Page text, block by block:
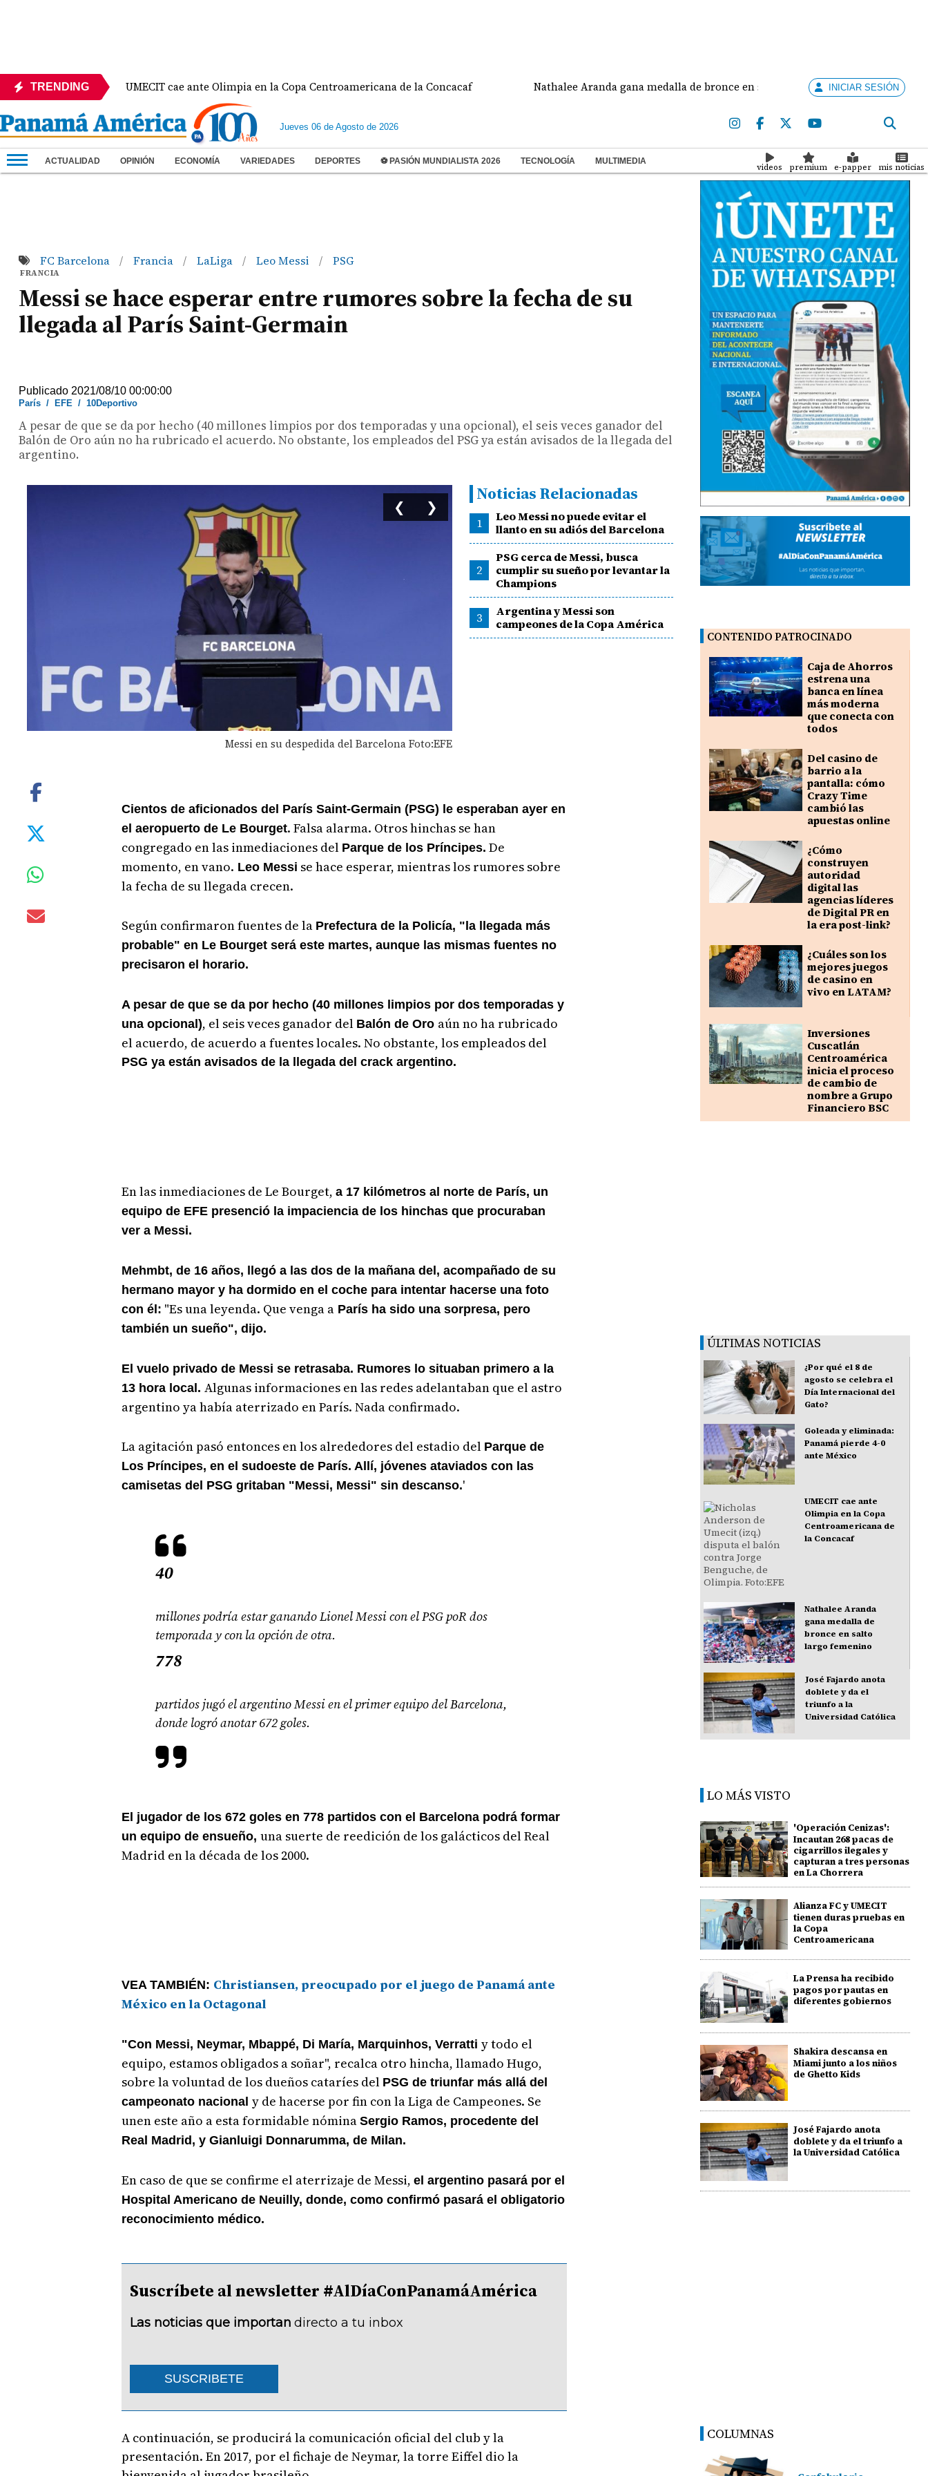
TRENDING UMECIT cae ante Olimpia en la Copa Centroamericana de la Concacaf Nathalee Aranda gana medalla de bronce en salto largo femenino José
INICIAR SESIÓN
Jueves 06 de Agosto de 2026
ACTUALIDAD OPINIÓN ECONOMÍA VARIEDADES DEPORTES ⚽ PASIÓN MUNDIALISTA 2026 TECNOLOGÍA MULTIMEDIA
videos premium e-papper mis noticias
FC Barcelona / Francia / LaLiga / Leo Messi / PSG
FRANCIA
Messi se hace esperar entre rumores sobre la fecha de su
llegada al París Saint-Germain
Publicado 2021/08/10 00:00:00
París / EFE /10Deportivo
A pesar de que se da por hecho (40 millones limpios por dos temporadas y una opcional), el seis veces ganador del
Balón de Oro aún no ha rubricado el acuerdo. No obstante, los empleados del PSG ya están avisados de la llegada del
argentino.
Messi en su despedida del Barcelona Foto:EFE
❮ ❯
Noticias Relacionadas
1
Leo Messi no puede evitar el
llanto en su adiós del Barcelona
2
PSG cerca de Messi, busca
cumplir su sueño por levantar la
Champions
3
Argentina y Messi son
campeones de la Copa América
Cientos de aficionados del París Saint-Germain (PSG) le esperaban ayer en
el aeropuerto de Le Bourget. Falsa alarma. Otros hinchas se han
congregado en las inmediaciones del Parque de los Príncipes. De
momento, en vano. Leo Messi se hace esperar, mientras los rumores sobre
la fecha de su llegada crecen.
Según confirmaron fuentes de la Prefectura de la Policía, "la llegada más
probable" en Le Bourget será este martes, aunque las mismas fuentes no
precisaron el horario.
A pesar de que se da por hecho (40 millones limpios por dos temporadas y
una opcional), el seis veces ganador del Balón de Oro aún no ha rubricado
el acuerdo, de acuerdo a fuentes locales. No obstante, los empleados del
PSG ya están avisados de la llegada del crack argentino.
En las inmediaciones de Le Bourget, a 17 kilómetros al norte de París, un
equipo de EFE presenció la impaciencia de los hinchas que procuraban
ver a Messi.
Mehmbt, de 16 años, llegó a las dos de la mañana del, acompañado de su
hermano mayor y ha dormido en el coche para intentar hacerse una foto
con él: "Es una leyenda. Que venga aParís ha sido una sorpresa, pero
también un sueño", dijo.
El vuelo privado de Messi se retrasaba. Rumores lo situaban primero a la
13 hora local. Algunas informaciones en las redes adelantaban que el astro
argentino ya había aterrizado en París. Nada confirmado.
La agitación pasó entonces en los alrededores del estadio del Parque de
Los Príncipes, en el sudoeste de París. Allí, jóvenes ataviados con las
camisetas del PSG gritaban "Messi, Messi" sin descanso.'
40
millones podría estar ganando Lionel Messi con el PSG poR dos
temporada y con la opción de otra.
778
partidos jugó el argentino Messi en el primer equipo del Barcelona,
donde logró anotar 672 goles.
El jugador de los 672 goles en 778 partidos con el Barcelona podrá formar
un equipo de ensueño, una suerte de reedición de los galácticos del Real
Madrid en la década de los 2000.
VEA TAMBIÉN: Christiansen, preocupado por el juego de Panamá ante
México en la Octagonal
"Con Messi, Neymar, Mbappé, Di María, Marquinhos, Verratti y todo el
equipo, estamos obligados a soñar", recalca otro hincha, llamado Hugo,
sobre la voluntad de los dueños cataríes del PSG de triunfar más allá del
campeonato nacional y de hacerse por fin con la Liga de Campeones. Se
unen este año a esta formidable nómina Sergio Ramos, procedente del
Real Madrid, y Gianluigi Donnarumma, de Milan.
En caso de que se confirme el aterrizaje de Messi, el argentino pasará por el
Hospital Americano de Neuilly, donde, como confirmó pasará el obligatorio
reconocimiento médico.
Suscríbete al newsletter #AlDíaConPanamáAmérica
Las noticias que importan directo a tu inbox
SUSCRIBETE
A continuación, se producirá la comunicación oficial del club y la
presentación. En 2017, por el fichaje de Neymar, la torre Eiffel dio la
CONTENIDO PATROCINADO
Caja de Ahorros
estrena una
banca en línea
más moderna
que conecta con
todos
Del casino de
barrio a la
pantalla: cómo
Crazy Time
cambió las
apuestas online
¿Cómo
construyen
autoridad
digital las
agencias líderes
de Digital PR en
la era post-link?
¿Cuáles son los
mejores juegos
de casino en
vivo en LATAM?
Inversiones
Cuscatlán
Centroamérica
inicia el proceso
de cambio de
nombre a Grupo
Financiero BSC
ÚLTIMAS NOTICIAS
¿Por qué el 8 de
agosto se celebra el
Día Internacional del
Gato?
Goleada y eliminada:
Panamá pierde 4-0
ante México
UMECIT cae ante
Olimpia en la Copa
Centroamericana de
la Concacaf
Nathalee Aranda
gana medalla de
bronce en salto
largo femenino
José Fajardo anota
doblete y da el
triunfo a la
Universidad Católica
LO MÁS VISTO
'Operación Cenizas':
Incautan 268 pacas de
cigarrillos ilegales y
capturan a tres personas
en La Chorrera
Alianza FC y UMECIT
tienen duras pruebas en
la Copa
Centroamericana
La Prensa ha recibido
pagos por pautas en
diferentes gobiernos
Shakira descansa en
Miami junto a los niños
de Ghetto Kids
José Fajardo anota
doblete y da el triunfo a
la Universidad Católica
COLUMNAS